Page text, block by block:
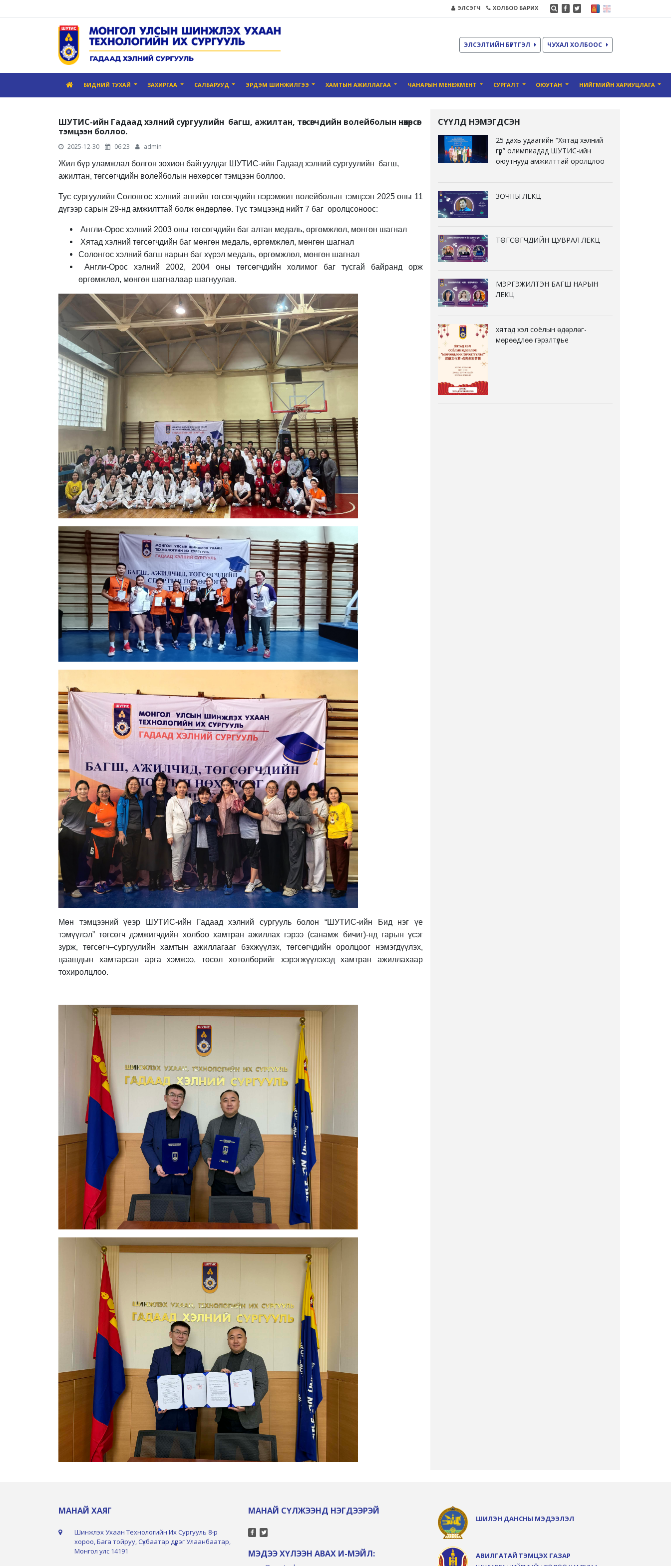
ЭЛСЭГЧ ХОЛБОО БАРИХ
ЭЛСЭЛТИЙН БҮРТГЭЛ ЧУХАЛ ХОЛБООС
БИДНИЙ ТУХАЙ ЗАХИРГАА САЛБАРУУД ЭРДЭМ ШИНЖИЛГЭЭ ХАМТЫН АЖИЛЛАГАА ЧАНАРЫН МЕНЕЖМЕНТ СУРГАЛТ ОЮУТАН НИЙГМИЙН ХАРИУЦЛАГА
ШУТИС-ийн Гадаад хэлний сургуулийн багш, ажилтан, төгсөгчдийн волейболын нөхөрсөг
тэмцээн боллоо.
2025-12-30 06:23
admin
Жил бүр уламжлал болгон зохион байгуулдаг ШУТИС-ийн Гадаад хэлний сургуулийн багш,
ажилтан, төгсөгчдийн волейболын нөхөрсөг тэмцээн боллоо.
Тус сургуулийн Солонгос хэлний ангийн төгсөгчдийн нэрэмжит волейболын тэмцээн 2025 оны 11
дүгээр сарын 29-нд амжилттай болж өндөрлөө. Тус тэмцээнд нийт 7 баг оролцсоноос:
Англи-Орос хэлний 2003 оны төгсөгчдийн баг алтан медаль, өргөмжлөл, мөнгөн шагнал
Хятад хэлний төгсөгчдийн баг мөнгөн медаль, өргөмжлөл, мөнгөн шагнал
Солонгос хэлний багш нарын баг хүрэл медаль, өргөмжлөл, мөнгөн шагнал
Англи-Орос хэлний 2002, 2004 оны төгсөгчдийн холимог баг тусгай байранд орж
өргөмжлөл, мөнгөн шагналаар шагнуулав.
Мөн тэмцээний үеэр ШУТИС-ийн Гадаад хэлний сургууль болон “ШУТИС-ийн Бид нэг үе
тэмүүлэл” төгсөгч дэмжигчдийн холбоо хамтран ажиллах гэрээ (санамж бичиг)-нд гарын үсэг
зурж, төгсөгч–сургуулийн хамтын ажиллагааг бэхжүүлэх, төгсөгчдийн оролцоог нэмэгдүүлэх,
цаашдын хамтарсан арга хэмжээ, төсөл хөтөлбөрийг хэрэгжүүлэхэд хамтран ажиллахаар
тохиролцлоо.
СҮҮЛД НЭМЭГДСЭН
25 дахь удаагийн “Хятад хэлний
гүүр” олимпиадад ШУТИС-ийн
оюутнууд амжилттай оролцлоо
ЗОЧНЫ ЛЕКЦ
ТӨГСӨГЧДИЙН ЦУВРАЛ ЛЕКЦ
МЭРГЭЖИЛТЭН БАГШ НАРЫН
ЛЕКЦ
хятад хэл соёлын өдөрлөг-
мөрөөдлөө гэрэлтүүлье
МАНАЙ ХАЯГ
Шинжлэх Ухаан Технологийн Их Сургууль 8-р
хороо, Бага тойруу, Сүхбаатар дүүрэг Улаанбаатар,
Монгол улс 14191
МАНАЙ СҮЛЖЭЭНД НЭГДЭЭРЭЙ
МЭДЭЭ ХҮЛЭЭН АВАХ И-МЭЙЛ:
ШИЛЭН ДАНСНЫ МЭДЭЭЛЭЛ
АВИЛГАТАЙ ТЭМЦЭХ ГАЗАР